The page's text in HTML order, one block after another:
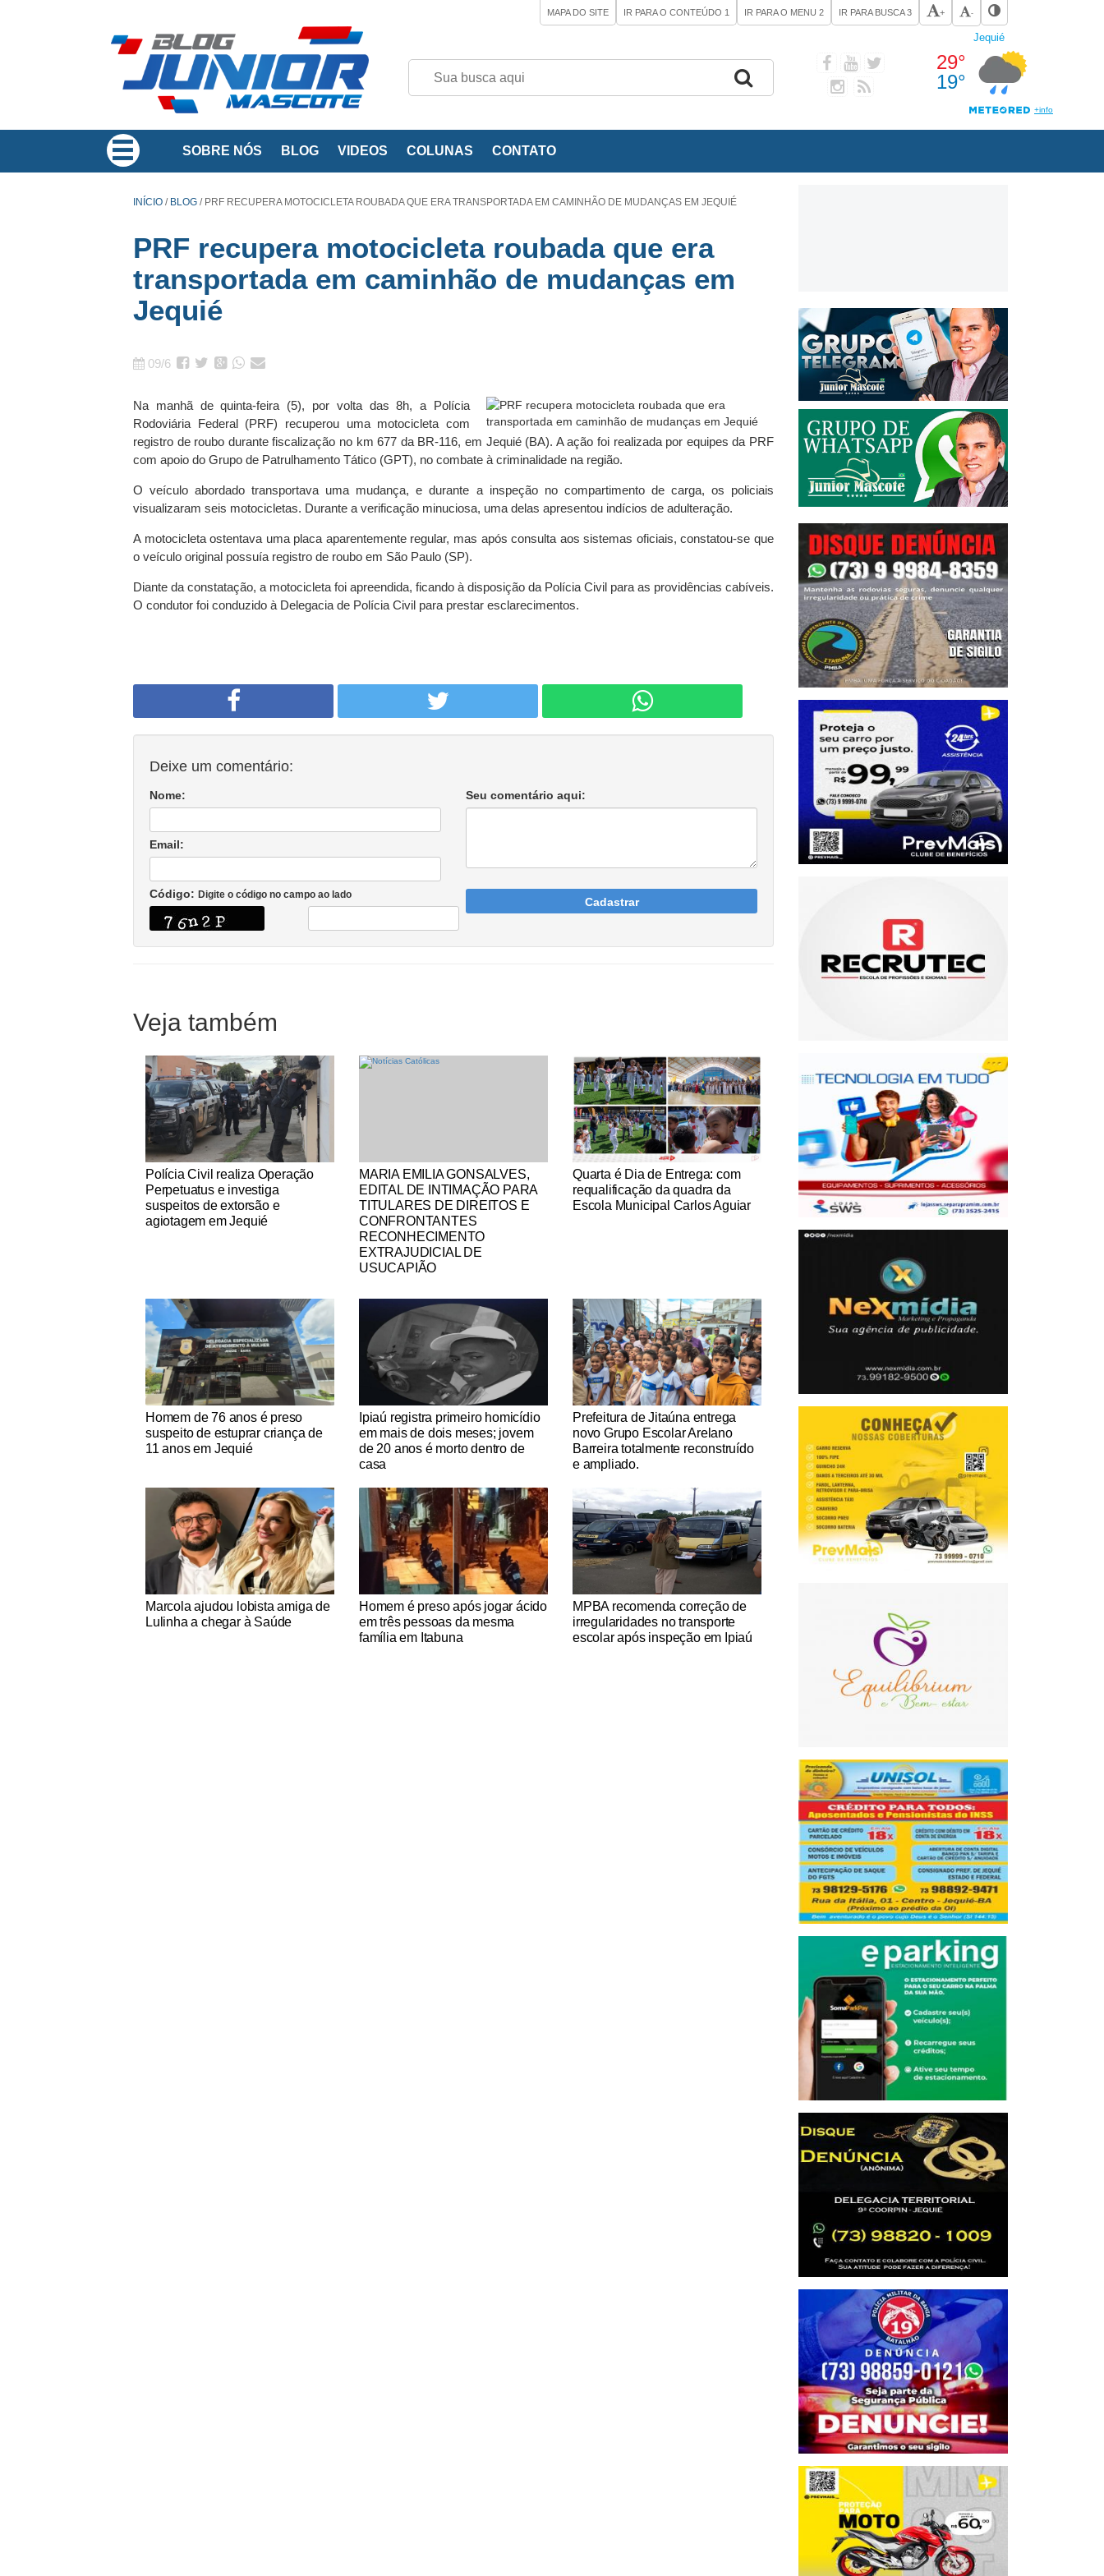
MAPA DO SITE IR PARA O CONTEÚDO 1 IR PARA O MENU 2 IR PARA BUSCA3 + -
SOBRE NÓS BLOG VIDEOS COLUNAS CONTATO
INÍCIO / BLOG /PRF RECUPERA MOTOCICLETA ROUBADA QUE ERA TRANSPORTADA EM CAMINHÃO DE MUDANÇAS EM JEQUIÉ
PRF recupera motocicleta roubada que era
transportada em caminhão de mudanças em
Jequié
09/6
Na manhã de quinta-feira (5), por volta das 8h, a Polícia
Rodoviária Federal (PRF) recuperou uma motocicleta com
registro de roubo durante fiscalização no km 677 da BR-116, em Jequié (BA). A ação foi realizada por equipes da PRF
com apoio do Grupo de Patrulhamento Tático (GPT), no combate à criminalidade na região.
O veículo abordado transportava uma mudança, e durante a inspeção no compartimento de carga, os policiais
visualizaram seis motocicletas. Durante a verificação minuciosa, uma delas apresentou indícios de adulteração.
A motocicleta ostentava uma placa aparentemente regular, mas após consulta aos sistemas oficiais, constatou-se que
o veículo original possuía registro de roubo em São Paulo (SP).
Diante da constatação, a motocicleta foi apreendida, ficando à disposição da Polícia Civil para as providências cabíveis.
O condutor foi conduzido à Delegacia de Polícia Civil para prestar esclarecimentos.
Deixe um comentário:
Nome:
Email:
Código: Digite o código no campo ao lado
Seu comentário aqui:
Cadastrar
Veja também
Notícias Católicas
Polícia Civil realiza Operação
Perpetuatus e investiga
suspeitos de extorsão e
agiotagem em Jequié
Notícias Católicas
MARIA EMILIA GONSALVES,
EDITAL DE INTIMAÇÃO PARA
TITULARES DE DIREITOS E
CONFRONTANTES
RECONHECIMENTO
EXTRAJUDICIAL DE
USUCAPIÃO
Notícias Católicas
Quarta é Dia de Entrega: com
requalificação da quadra da
Escola Municipal Carlos Aguiar
Notícias Católicas
Homem de 76 anos é preso
suspeito de estuprar criança de
11 anos em Jequié
Notícias Católicas
Ipiaú registra primeiro homicídio
em mais de dois meses; jovem
de 20 anos é morto dentro de
casa
Notícias Católicas
Prefeitura de Jitaúna entrega
novo Grupo Escolar Arelano
Barreira totalmente reconstruído
e ampliado.
Notícias Católicas
Marcola ajudou lobista amiga de
Lulinha a chegar à Saúde
Notícias Católicas
Homem é preso após jogar ácido
em três pessoas da mesma
família em Itabuna
Notícias Católicas
MPBA recomenda correção de
irregularidades no transporte
escolar após inspeção em Ipiaú